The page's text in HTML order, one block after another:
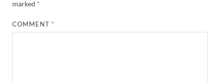
marked *
COMMENT*